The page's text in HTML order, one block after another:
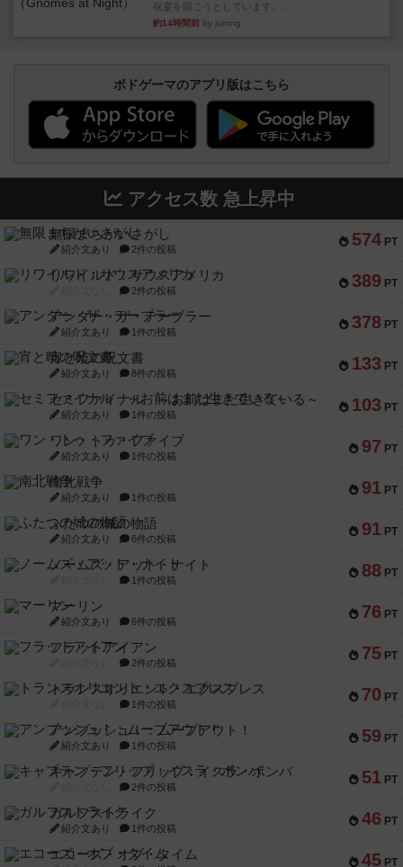
祝宴を開こうとしています。...
約14時間前 by jurong
ボドゲーマのアプリ版はこちら
アクセス数 急上昇中
574 PT
無限まちがいさがし
紹介文あり 2件の投稿
389 PT
リワイルド：サウスアメリカ
2件の投稿
378 PT
アンダー・ザ・テーブラー
紹介文あり 1件の投稿
133 PT
宵と暁の呪文書
紹介文あり 8件の投稿
103 PT
セミファイナル ～お前はまだ生きている～
紹介文あり 1件の投稿
97 PT
ワン・トゥ・ファイブ
紹介文あり 1件の投稿
91 PT
南北戦争
紹介文あり 1件の投稿
91 PT
ふたつの城の物語
紹介文あり 6件の投稿
88 PT
ノームズ・アット・ナイト
1件の投稿
76 PT
マーリン
紹介文あり 6件の投稿
75 PT
フラットアイアン
2件の投稿
70 PT
トランスオリエント・エクスプレス
1件の投稿
59 PT
アンブッシュ！：ムーブアウト！
紹介文あり 1件の投稿
51 PT
キャプテン・フリップ：イスラ・ボンバ
2件の投稿
46 PT
ガルフストライク
紹介文あり 1件の投稿
45 PT
エコーズ・オブ・タイム